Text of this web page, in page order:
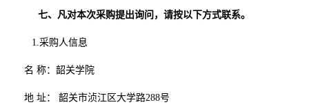
七、凡对本次采购提出询问，请按以下方式联系。
1.采购人信息
名 称： 韶关学院
地 址： 韶关市浈江区大学路288号